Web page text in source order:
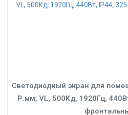
Светодиодный экран для
Р.мм, VL, 500Кд, 1920Гц,